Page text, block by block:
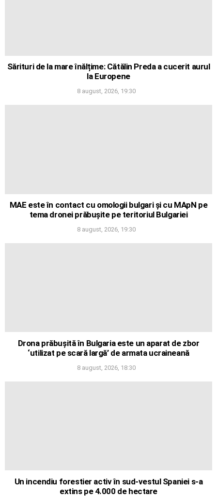
Sărituri de la mare înălțime: Cătălin Preda a cucerit aurul
la Europene
8 august, 2026, 19:30
MAE este în contact cu omologii bulgari și cu MApN pe
tema dronei prăbușite pe teritoriul Bulgariei
8 august, 2026, 19:30
Drona prăbușită în Bulgaria este un aparat de zbor
‘utilizat pe scară largă’ de armata ucraineană
8 august, 2026, 18:30
Un incendiu forestier activ în sud-vestul Spaniei s-a
extins pe 4.000 de hectare